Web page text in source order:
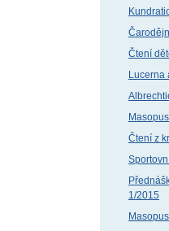
Čtení
Lucerna
Čtení z
1/2015